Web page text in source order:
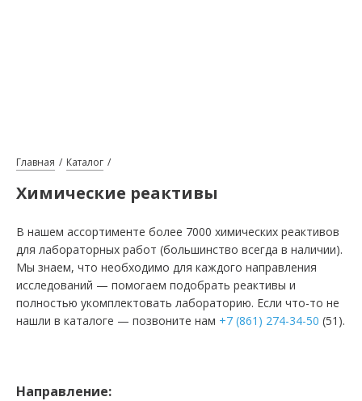
Главная Каталог
Химические реактивы
В нашем ассортименте более 7000 химических реактивов
для лабораторных работ (большинство всегда в наличии).
Мы знаем, что необходимо для каждого направления
исследований — помогаем подобрать реактивы и
полностью укомплектовать лабораторию. Если что-то не
нашли в каталоге — позвоните нам +7 (861) 274-34-50 (51).
Направление: